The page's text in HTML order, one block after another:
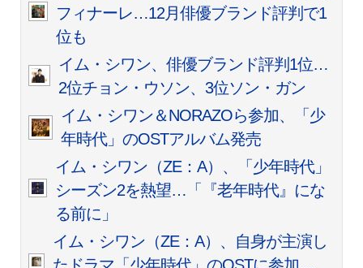
フィナーレ…12月俳優ブランド評判で1
位も
イム・シワン、俳優ブランド評判1位…
2位チョン・ウソン、3位ソン・ガン
イム・シワン＆NORAZOら参加、「少
年時代」のOSTアルバム発売
イム・シワン（ZE：A）、「少年時代」
シーズン2を熱望…「『老年時代』にな
る前に」
イム・シワン（ZE：A）、自身が主演し